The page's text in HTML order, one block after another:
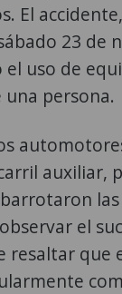
El
23 de
uso de
persona.
auxiliar,
el
resaltar que